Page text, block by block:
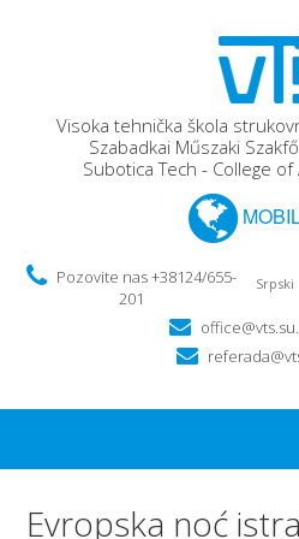
Visoka tehnička škola
Szabadkai Műszaki
Subotica Tech - College
Srpski
Pozovite nas +38124/655-
201
Evropska noć